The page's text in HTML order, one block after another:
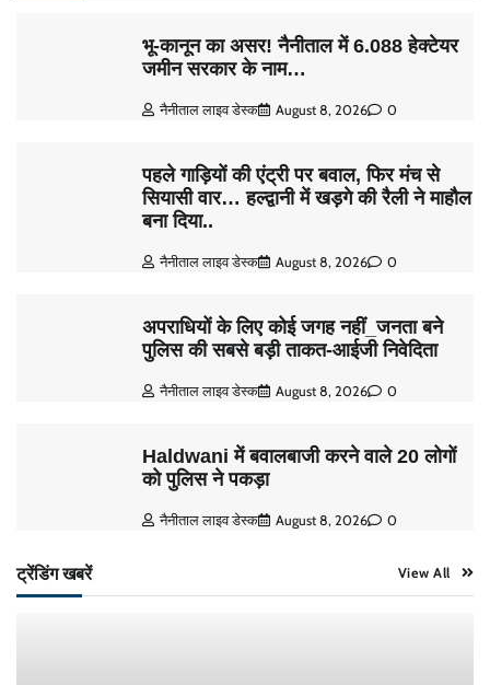
भू-कानून का असर! नैनीताल में 6.088 हेक्टेयर
जमीन सरकार के नाम…
नैनीताल लाइव डेस्क August 8, 2026 0
पहले गाड़ियों की एंट्री पर बवाल, फिर मंच से
सियासी वार… हल्द्वानी में खड़गे की रैली ने माहौल
बना दिया..
नैनीताल लाइव डेस्क August 8, 2026 0
अपराधियों के लिए कोई जगह नहीं_जनता बने
पुलिस की सबसे बड़ी ताकत-आईजी निवेदिता
नैनीताल लाइव डेस्क August 8, 2026 0
Haldwani में बवालबाजी करने वाले 20 लोगों
को पुलिस ने पकड़ा
नैनीताल लाइव डेस्क August 8, 2026 0
ट्रेंडिंग खबरें View All